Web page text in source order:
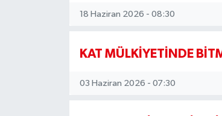
18 Haziran 2026 - 08:30
KAT MÜLKİYETİNDE
03 Haziran 2026 - 07:30